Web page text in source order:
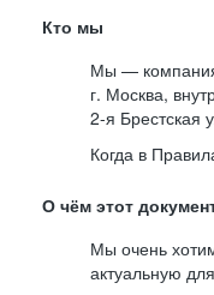
Кто мы
Мы —
г. Москва,
2-я Брестская
Когда в
О чём этот
Мы очень
актуальную